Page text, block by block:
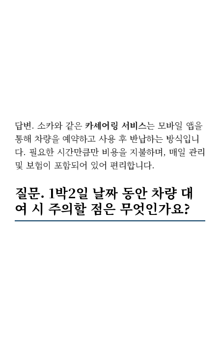
답변. 소카와 같은카셰어링 서비스는 모바일 앱을
통해 차량을 예약하고 사용 후 반납하는 방식입니
다. 필요한 시간만큼만 비용을 지불하며, 매일 관리
및 보험이 포함되어 있어 편리합니다.
질문. 1박2일 날짜 동안 차량 대
여 시 주의할 점은 무엇인가요?